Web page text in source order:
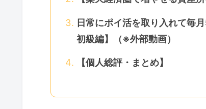
日常にポイ活を取り入れて毎
初級編】（※外部動画）​​
【個人総評・まとめ】